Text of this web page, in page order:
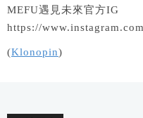
MEFU遇見未來官方IG
https://
(Klonopin)